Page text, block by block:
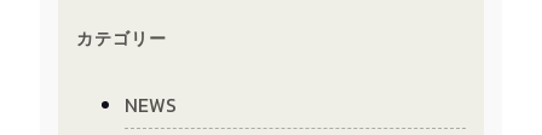
カテゴリー
NEWS